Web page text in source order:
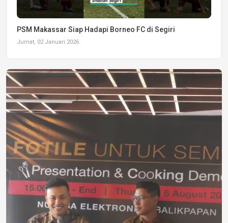
PSM Makassar Siap Hadapi Borneo FC di Segiri
Jumat, 02 Januari 2026